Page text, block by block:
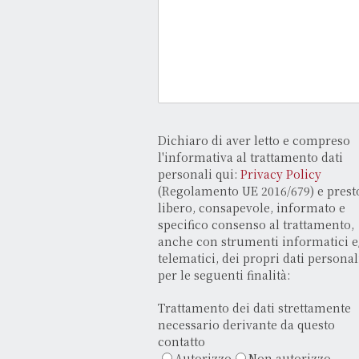
Dichiaro di aver letto e compreso
l'informativa al trattamento dati
personali qui: Privacy Policy
(Regolamento UE 2016/679) e
libero, consapevole, informato e
specifico consenso al trattamento,
anche con strumenti informatici
telematici, dei propri dati
per le seguenti finalità:
Trattamento dei dati strettamente
necessario derivante da questo
contatto